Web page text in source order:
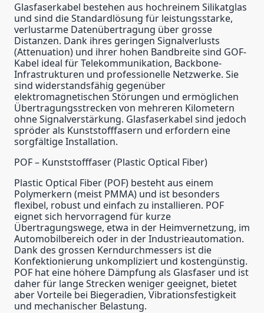
Glasfaserkabel bestehen aus hochreinem Silikatglas
und sind die Standardlösung für leistungsstarke,
verlustarme Datenübertragung über grosse
Distanzen. Dank ihres geringen Signalverlusts
(Attenuation) und ihrer hohen Bandbreite sind GOF-
Kabel ideal für Telekommunikation, Backbone-
Infrastrukturen und professionelle Netzwerke. Sie
sind widerstandsfähig gegenüber
elektromagnetischen Störungen und ermöglichen
Übertragungsstrecken von mehreren Kilometern
ohne Signalverstärkung. Glasfaserkabel sind jedoch
spröder als Kunststofffasern und erfordern eine
sorgfältige Installation.
POF – Kunststofffaser (Plastic Optical Fiber)
Plastic Optical Fiber (POF) besteht aus einem
Polymerkern (meist PMMA) und ist besonders
flexibel, robust und einfach zu installieren. POF
eignet sich hervorragend für kurze
Übertragungswege, etwa in der Heimvernetzung, im
Automobilbereich oder in der Industrieautomation.
Dank des grossen Kerndurchmessers ist die
Konfektionierung unkompliziert und kostengünstig.
POF hat eine höhere Dämpfung als Glasfaser und ist
daher für lange Strecken weniger geeignet, bietet
aber Vorteile bei Biegeradien, Vibrationsfestigkeit
und mechanischer Belastung.